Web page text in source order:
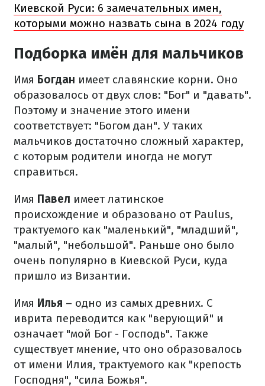
Киевской Руси: 6 замечательных имен,
которыми можно назвать сына в 2024 году
Подборка имён для мальчиков
Имя Богдан имеет славянские корни. Оно
образовалось от двух слов: "Бог" и "давать".
Поэтому и значение этого имени
соответствует: "Богом дан". У таких
мальчиков достаточно сложный характер,
с которым родители иногда не могут
справиться.
Имя Павел имеет латинское
происхождение и образовано от Paulus,
трактуемого как "маленький", "младший",
"малый", "небольшой". Раньше оно было
очень популярно в Киевской Руси, куда
пришло из Византии.
Имя Илья – одно из самых древних. С
иврита переводится как "верующий" и
означает "мой Бог - Господь". Также
существует мнение, что оно образовалось
от имени Илия, трактуемого как "крепость
Господня", "сила Божья".